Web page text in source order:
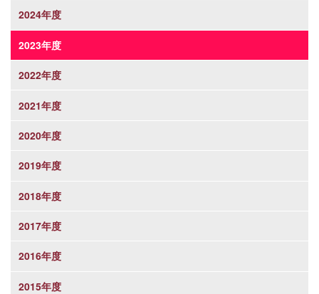
2024年度
2023年度
2022年度
2021年度
2020年度
2019年度
2018年度
2017年度
2016年度
2015年度